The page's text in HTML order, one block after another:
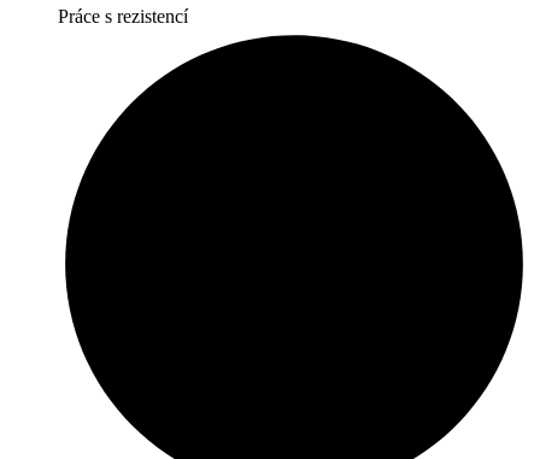
Práce s rezistencí